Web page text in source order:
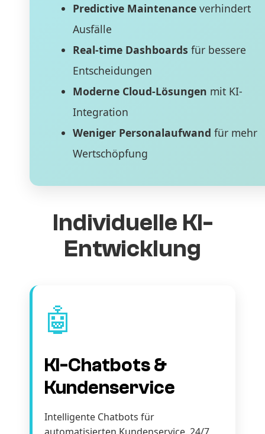
Predictive Maintenanceverhindert
Ausfälle
Real-time Dashboards für bessere
Entscheidungen
Moderne Cloud-Lösungen mit KI-
Integration
Weniger Personalaufwand für mehr
Wertschöpfung
Individuelle KI-
Entwicklung
🤖
KI-Chatbots &
Kundenservice
Intelligente Chatbots für